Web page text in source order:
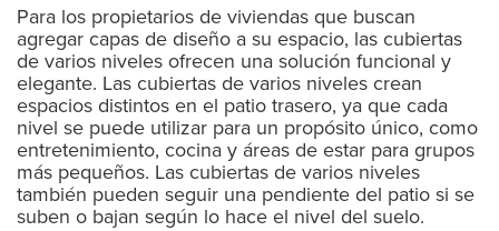
Para los propietarios de viviendas que buscan
agregar capas de diseño a su espacio, las cubiertas
de varios niveles ofrecen una solución funcional y
elegante. Las cubiertas de varios niveles crean
espacios distintos en el patio trasero, ya que cada
nivel se puede utilizar para un propósito único, como
entretenimiento, cocina y áreas de estar para grupos
más pequeños. Las cubiertas de varios niveles
también pueden seguir una pendiente del patio si se
suben o bajan según lo hace el nivel del suelo.